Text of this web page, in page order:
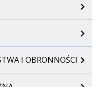
I OBRONNOŚCI